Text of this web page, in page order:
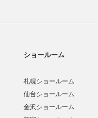
ショールーム
札幌ショールーム
仙台ショールーム
金沢ショールーム